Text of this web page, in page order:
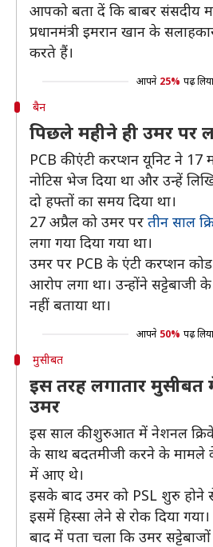
आपको बता दें कि बाबर संसदीय
प्रधानमंत्री इमरान खान के
करते हैं।
आपने 25% पढ़
बैन
पिछले महीने ही उमर पर
PCB की एंटी करप्शन यूनिट ने 17
नोटिस भेज दिया था और उन्हें
दो हफ्तों का समय दिया था।
27 अप्रैल को उमर पर तीन साल
लगा गया दिया गया था।
उमर पर PCB के एंटी करप्शन कोड
आरोप लगा था। उन्होंने सट्टेबाजी के
नहीं बताया था।
आपने 50% पढ़
मुसीबत
इस तरह लगातार
उमर
इस साल की शुरुआत में नेशनल
के साथ बदतमीजी करने के मामले
में आए थे।
इसके बाद उमर को PSL शुरु होने
इसमें हिस्सा लेने से रोक दिया गया।
बाद में पता चला कि उमर